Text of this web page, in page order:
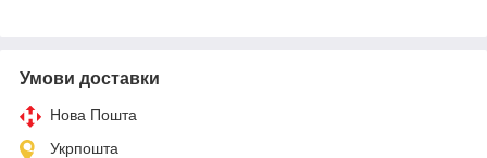
Умови доставки
Нова Пошта
Укрпошта